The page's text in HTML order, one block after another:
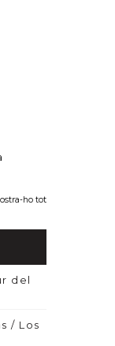
ho tot
del
/ Los